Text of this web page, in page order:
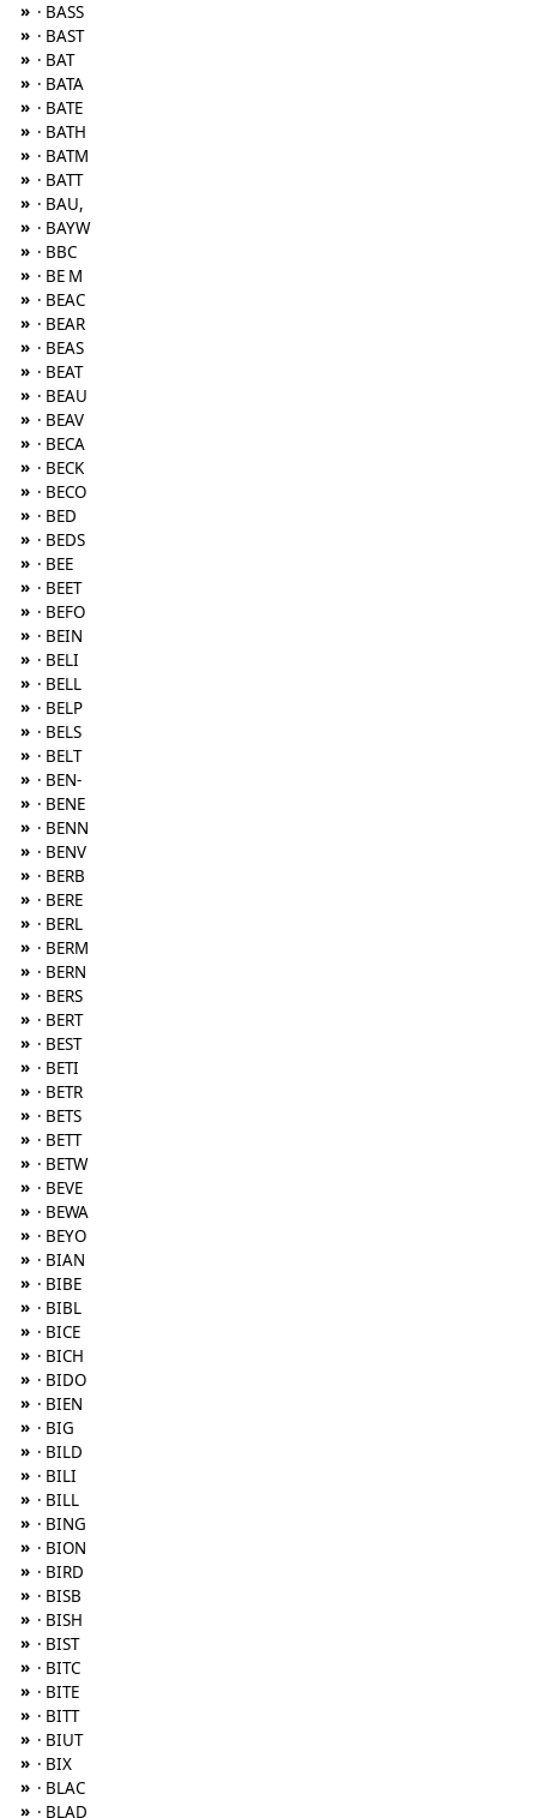
» · BASS
» · BAST
» · BAT
» · BATA
» · BATE
» · BATH
» · BATM
» · BATT
» · BAU,
» · BAYW
» · BBC
» · BE M
» · BEAC
» · BEAR
» · BEAS
» · BEAT
» · BEAU
» · BEAV
» · BECA
» · BECK
» · BECO
» · BED
» · BEDS
» · BEE
» · BEET
» · BEFO
» · BEIN
» · BELI
» · BELL
» · BELP
» · BELS
» · BELT
» · BEN-
» · BENE
» · BENN
» · BENV
» · BERB
» · BERE
» · BERL
» · BERM
» · BERN
» · BERS
» · BERT
» · BEST
» · BETI
» · BETR
» · BETS
» · BETT
» · BETW
» · BEVE
» · BEWA
» · BEYO
» · BIAN
» · BIBE
» · BIBL
» · BICE
» · BICH
» · BIDO
» · BIEN
» · BIG
» · BILD
» · BILI
» · BILL
» · BING
» · BION
» · BIRD
» · BISB
» · BISH
» · BIST
» · BITC
» · BITE
» · BITT
» · BIUT
» · BIX
» · BLAC
» · BLAD